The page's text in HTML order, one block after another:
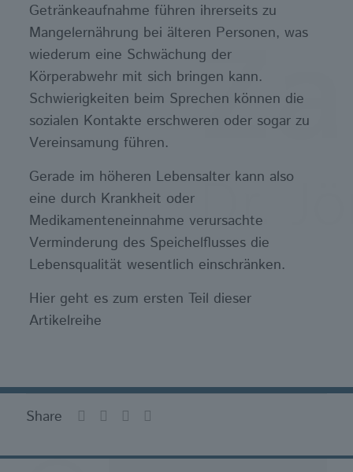
Getränkeaufnahme führen ihrerseits zu
Mangelernährung bei älteren Personen, was
wiederum eine Schwächung der
Körperabwehr mit sich bringen kann.
Schwierigkeiten beim Sprechen können die
sozialen Kontakte erschweren oder sogar zu
Vereinsamung führen.
Gerade im höheren Lebensalter kann also
eine durch Krankheit oder
Medikamenteneinnahme verursachte
Verminderung des Speichelflusses die
Lebensqualität wesentlich einschränken.
Hier geht es zum ersten Teil dieser
Artikelreihe
Share